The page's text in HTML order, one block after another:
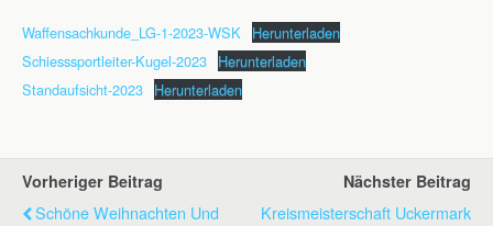
Waffensachkunde_LG-1-2023-WSK Herunterladen
Schiesssportleiter-Kugel-2023 Herunterladen
Standaufsicht-2023 Herunterladen
Vorheriger Beitrag
Schöne Weihnachten Und
Nächster Beitrag
Kreismeisterschaft Uckermark